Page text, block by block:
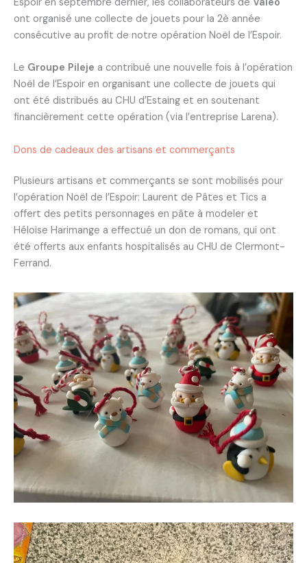
ont organisé une collecte de jouets pour la 2è année
consécutive au profit de notre opération Noël de l’Espoir.
Le Groupe Pileje a contribué une nouvelle fois à l’opération
Noël de l’Espoir en organisant une collecte de jouets qui
ont été distribués au CHU d’Estaing et en soutenant
financièrement cette opération (via l’entreprise Larena).
Dons de cadeaux des artisans et commerçants
Plusieurs artisans et commerçants se sont mobilisés pour
l’opération Noël de l’Espoir: Laurent de Pâtes et Tics a
offert des petits personnages en pâte à modeler et
Héloïse Harimange a effectué un don de romans, qui ont
été offerts aux enfants hospitalisés au CHU de Clermont-
Ferrand.